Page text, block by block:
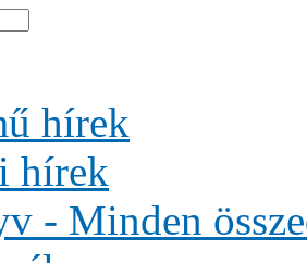
hírek
hírek
- Minden